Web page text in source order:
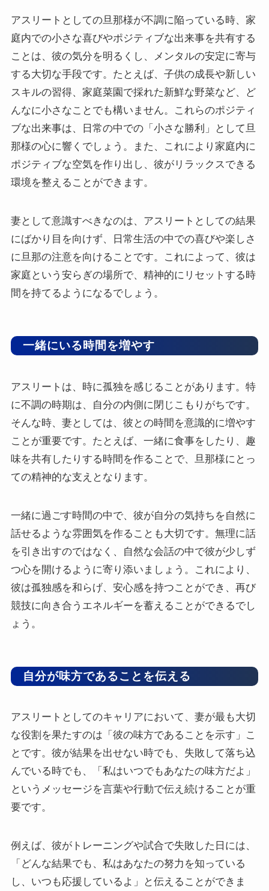
アスリートとしての旦那様が不調に陥っている時、家
庭内での小さな喜びやポジティブな出来事を共有する
ことは、彼の気分を明るくし、メンタルの安定に寄与
する大切な手段です。たとえば、子供の成長や新しい
スキルの習得、家庭菜園で採れた新鮮な野菜など、ど
んなに小さなことでも構いません。これらのポジティ
ブな出来事は、日常の中での「小さな勝利」として旦
那様の心に響くでしょう。また、これにより家庭内に
ポジティブな空気を作り出し、彼がリラックスできる
環境を整えることができます。
妻として意識すべきなのは、アスリートとしての結果
にばかり目を向けず、日常生活の中での喜びや楽しさ
に旦那の注意を向けることです。これによって、彼は
家庭という安らぎの場所で、精神的にリセットする時
間を持てるようになるでしょう。
一緒にいる時間を増やす
アスリートは、時に孤独を感じることがあります。特
に不調の時期は、自分の内側に閉じこもりがちです。
そんな時、妻としては、彼との時間を意識的に増やす
ことが重要です。たとえば、一緒に食事をしたり、趣
味を共有したりする時間を作ることで、旦那様にとっ
ての精神的な支えとなります。
一緒に過ごす時間の中で、彼が自分の気持ちを自然に
話せるような雰囲気を作ることも大切です。無理に話
を引き出すのではなく、自然な会話の中で彼が少しず
つ心を開けるように寄り添いましょう。これにより、
彼は孤独感を和らげ、安心感を持つことができ、再び
競技に向き合うエネルギーを蓄えることができるでし
ょう。
自分が味方であることを伝える
アスリートとしてのキャリアにおいて、妻が最も大切
な役割を果たすのは「彼の味方であることを示す」こ
とです。彼が結果を出せない時でも、失敗して落ち込
んでいる時でも、「私はいつでもあなたの味方だよ」
というメッセージを言葉や行動で伝え続けることが重
要です。
例えば、彼がトレーニングや試合で失敗した日には、
「どんな結果でも、私はあなたの努力を知っている
し、いつも応援しているよ」と伝えることができま